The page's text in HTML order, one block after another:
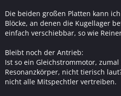
Die beiden großen Platten kann
Blöcke, an denen die Kugellager
einfach verschiebbar, so wie
Bleibt noch der Antrieb:
Ist so ein Gleichstrommotor,
Resonanzkörper, nicht tierisch
nicht alle Mitspechtler vertreiben.